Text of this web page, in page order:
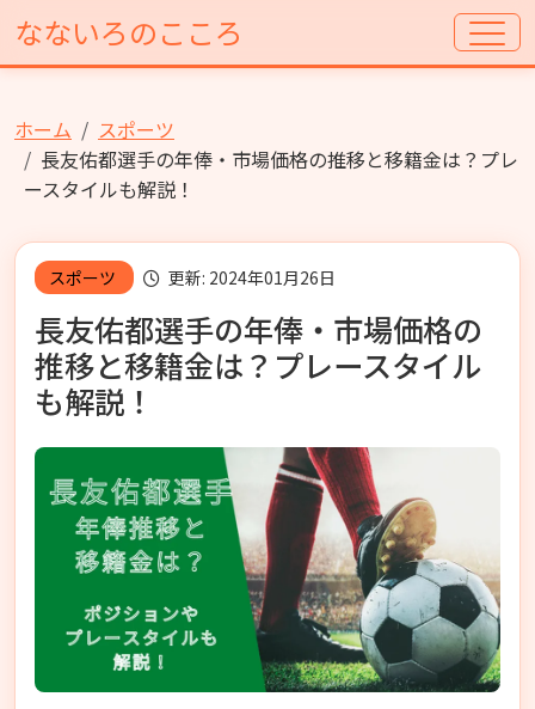
なないろのこころ
ホーム
スポーツ
長友佑都選手の年俸・市場価格の推移と移籍金は？プレ
ースタイルも解説！
スポーツ 更新: 2024年01月26日
長友佑都選手の年俸・市場価格の
推移と移籍金は？プレースタイル
も解説！